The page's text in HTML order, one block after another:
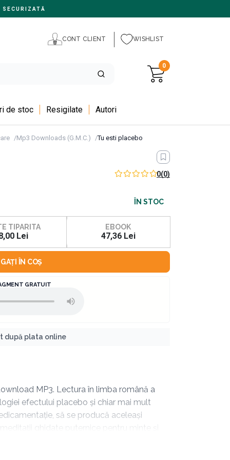
SECURIZATĂ
CONT CLIENT WISHLIST
0
de stoc Resigilate Autori
Mp3 Downloads (G.M.C.) Tu esti placebo
0(0)
ÎN STOC
TIPARITA
Lei
EBOOK
47,36 Lei
ÎN COȘ
GRATUIT
după plata online
MP3. Lectura în limba română a
efectului placebo și chiar mai mult
să se producă aceleași
ghidate puternice pentru minte și